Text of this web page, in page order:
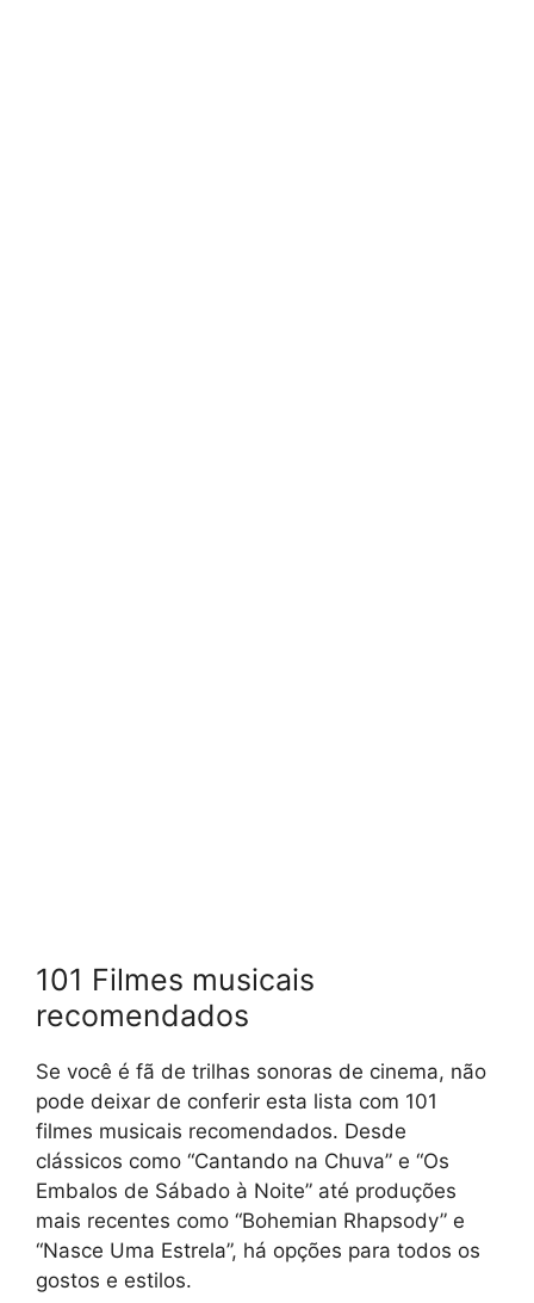
101 Filmes musicais
recomendados
Se você é fã de trilhas sonoras de cinema, não
pode deixar de conferir esta lista com 101
filmes musicais recomendados. Desde
clássicos como “Cantando na Chuva” e “Os
Embalos de Sábado à Noite” até produções
mais recentes como “Bohemian Rhapsody” e
“Nasce Uma Estrela”, há opções para todos os
gostos e estilos.